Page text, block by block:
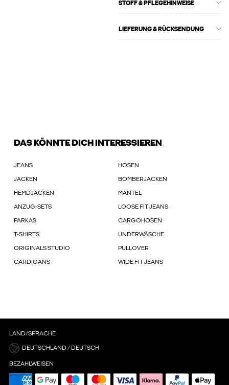
STOFF & PFLEGEHINWEISE
LIEFERUNG & RÜCKSENDUNG
DAS KÖNNTE DICH INTERESSIEREN
JEANS HOSEN
JACKEN BOMBERJACKEN
HEMDJACKEN MÄNTEL
ANZUG-SETS LOOSE FIT JEANS
PARKAS CARGOHOSEN
T-SHIRTS UNDERWÄSCHE
ORIGINALS STUDIO PULLOVER
CARDIGANS WIDE FIT JEANS
LAND/SPRACHE
DEUTSCHLAND / DEUTSCH
BEZAHLWEISEN